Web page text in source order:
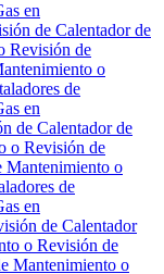
en
de Calentador de
Revisión de
o
de
en
de Calentador de
o Revisión de
Mantenimiento o
de
en
de Calentador
o Revisión de
Mantenimiento o